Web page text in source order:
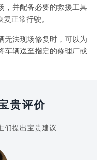
，并配备必要的救援工具
正常行驶。
无法现场修复时，可以为
车辆送至指定的修理厂或
贵评价
们提出宝贵建议